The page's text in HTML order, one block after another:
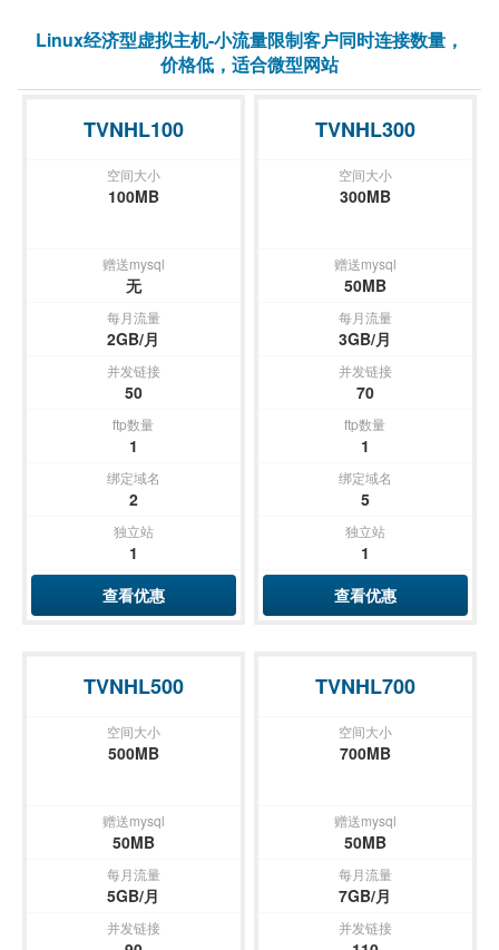
Linux经济型虚拟主机-小流量限制客户同时连接数量，
价格低，适合微型网站
TVNHL100
空间大小
100MB
赠送mysql
无
每月流量
2GB/月
并发链接
50
ftp数量
1
绑定域名
2
独立站
1
查看优惠
TVNHL300
空间大小
300MB
赠送mysql
50MB
每月流量
3GB/月
并发链接
70
ftp数量
1
绑定域名
5
独立站
1
查看优惠
TVNHL500
空间大小
500MB
赠送mysql
50MB
每月流量
5GB/月
并发链接
TVNHL700
空间大小
700MB
赠送mysql
50MB
每月流量
7GB/月
并发链接